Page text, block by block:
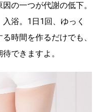
の一つが代謝の低下。
浴。1日1回、ゆっく
時間を作るだけでも、
できますよ。